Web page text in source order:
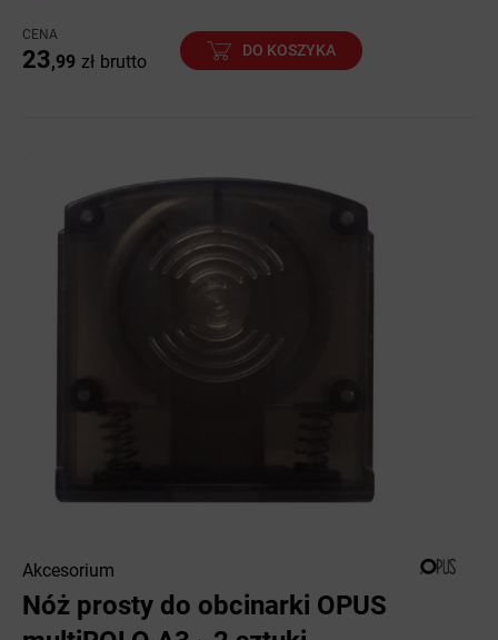
CENA
23,99 zł brutto
DO KOSZYKA
Akcesorium
Nóż prosty do obcinarki OPUS